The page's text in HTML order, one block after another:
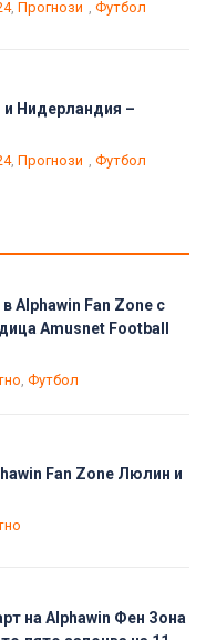
, Прогнози Футбол
Нидерландия –
, Прогнози Футбол
Alphawin Fan Zone с
Amusnet Football
, Футбол
Fan Zone Люлин и
на Alphawin Фен Зона